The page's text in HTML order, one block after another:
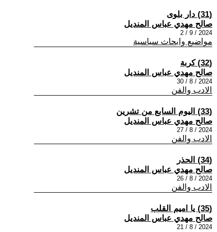
(31) دار بلوى
صالح مهدي عباس المنديل
2024 / 9 / 2
مواضيع وابحاث سياسية
(32) كربة
صالح مهدي عباس المنديل
2024 / 8 / 30
الادب والفن
(33) اليوم السابع من تشرين
صالح مهدي عباس المنديل
2024 / 8 / 27
الادب والفن
(34) الحذر
صالح مهدي عباس المنديل
2024 / 8 / 26
الادب والفن
(35) يا اميم القلب
صالح مهدي عباس المنديل
2024 / 8 / 21